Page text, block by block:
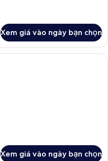
Xem giá vào ngày bạn chọn
Phòng Superior | Bộ trải giường
Xem giá vào ngày bạn chọn